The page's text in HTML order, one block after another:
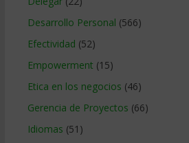
Desarrollo Personal (566)
Efectividad (52)
Empowerment (15)
Etica en los negocios (46)
Gerencia de Proyectos (66)
Idiomas (51)